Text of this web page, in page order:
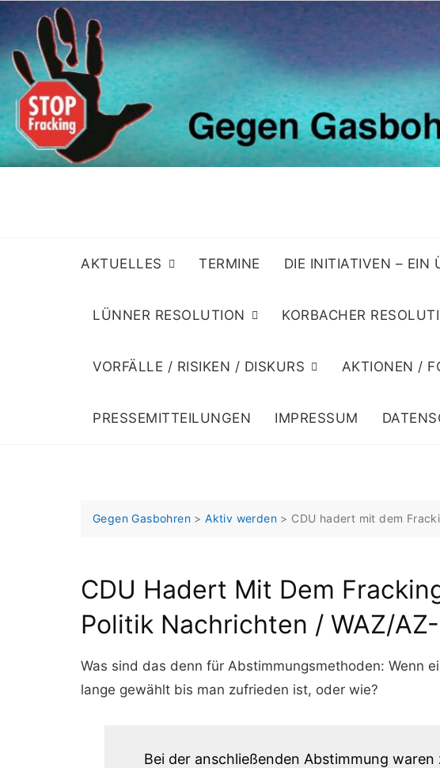
content
AKTUELLES TERMINE DIE INITIATIVEN – EIN
LÜNNER RESOLUTION KORBACHER
VORFÄLLE / RISIKEN / DISKURS AKTIONEN /
PRESSEMITTEILUNGEN IMPRESSUM
Gegen Gasbohren >Aktiv werden > CDU hadert mit dem
CDU Hadert Mit Dem
Politik Nachrichten / WAZ/
Was sind das denn für Abstimmungsmethoden: Wenn
lange gewählt bis man zufrieden ist, oder wie?
Bei der anschließenden Abstimmung